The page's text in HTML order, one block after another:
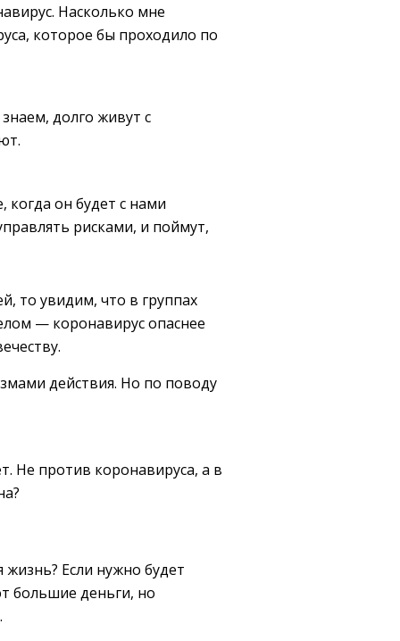
Насколько мне
которое бы проходило по
долго живут с
когда он будет с нами
рисками, и поймут,
то увидим, что в группах
— коронавирус опаснее
действия. Но по поводу
Не против коронавируса, а в
Если нужно будет
большие деньги, но